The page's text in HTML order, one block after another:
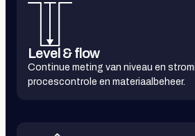
Level & flow
Continue meting van niveau en
procescontrole en materiaalbeheer.